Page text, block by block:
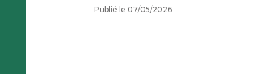
Publié le 07/05/2026